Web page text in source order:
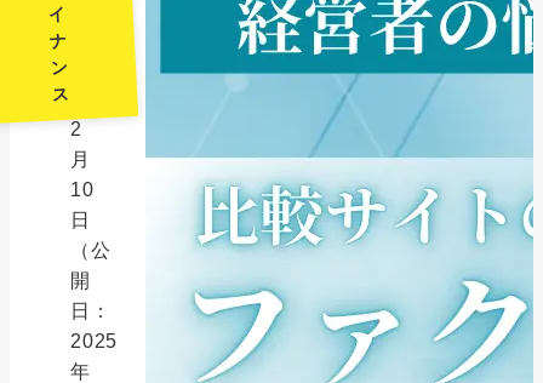
イ
ナ
ン
ス
2
月
10
日
（公
開
日：
2025
年